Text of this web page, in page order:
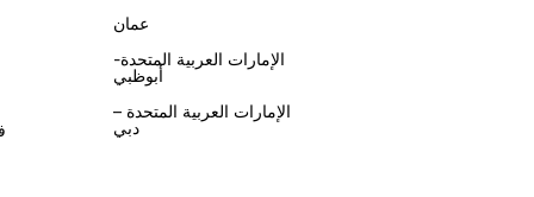
عمان
الإمارات العربية المتحدة-
أبوظبي
الإمارات العربية المتحدة –
دبي